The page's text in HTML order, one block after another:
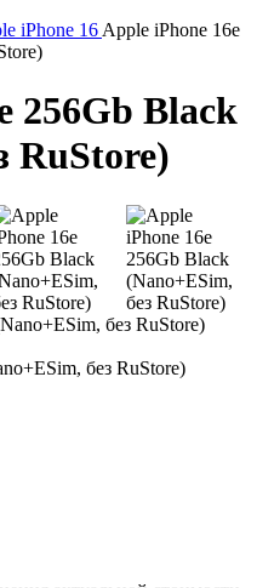
iPhone 16 Apple iPhone 16e
256Gb Black
RuStore)
без RuStore)